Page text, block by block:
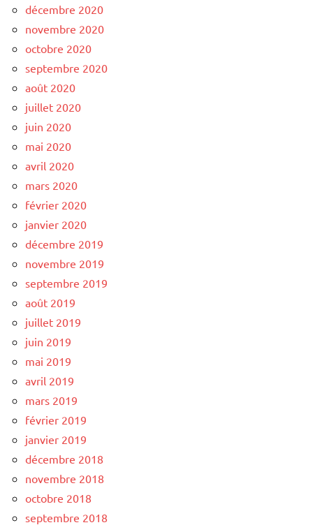
décembre 2020
novembre 2020
octobre 2020
septembre 2020
août 2020
juillet 2020
juin 2020
mai 2020
avril 2020
mars 2020
février 2020
janvier 2020
décembre 2019
novembre 2019
septembre 2019
août 2019
juillet 2019
juin 2019
mai 2019
avril 2019
mars 2019
février 2019
janvier 2019
décembre 2018
novembre 2018
octobre 2018
septembre 2018